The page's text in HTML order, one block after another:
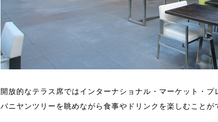
開放的なテラス席ではインターナショナル・マーケット・プ
バニヤンツリーを眺めながら食事やドリンクを楽しむことが